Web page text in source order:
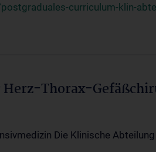
curriculum-klin-
Thorax-
Die Klinische